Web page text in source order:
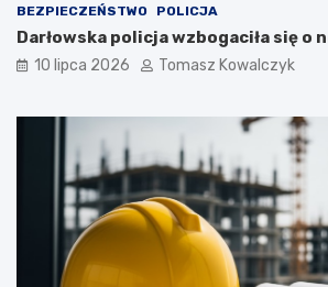
BEZPIECZEŃSTWO POLICJA
Darłowska policja wzbogaciła się o
10 lipca 2026 Tomasz Kowalczyk